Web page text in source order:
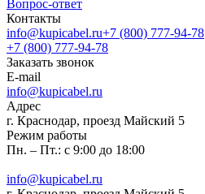
Вопрос-ответ
Контакты
info@kupicabel.ru+7 (800) 777-94-78
+7 (800) 777-94-78
Заказать звонок
E-mail
info@kupicabel.ru
Адрес
г. Краснодар, проезд Майский 5
Режим работы
Пн. – Пт.: с 9:00 до 18:00
info@kupicabel.ru